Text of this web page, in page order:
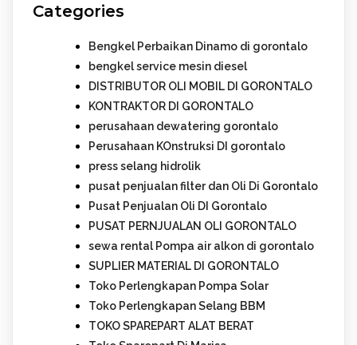
Categories
Bengkel Perbaikan Dinamo di gorontalo
bengkel service mesin diesel
DISTRIBUTOR OLI MOBIL DI GORONTALO
KONTRAKTOR DI GORONTALO
perusahaan dewatering gorontalo
Perusahaan KOnstruksi DI gorontalo
press selang hidrolik
pusat penjualan filter dan Oli Di Gorontalo
Pusat Penjualan Oli DI Gorontalo
PUSAT PERNJUALAN OLI GORONTALO
sewa rental Pompa air alkon di gorontalo
SUPLIER MATERIAL DI GORONTALO
Toko Perlengkapan Pompa Solar
Toko Perlengkapan Selang BBM
TOKO SPAREPART ALAT BERAT